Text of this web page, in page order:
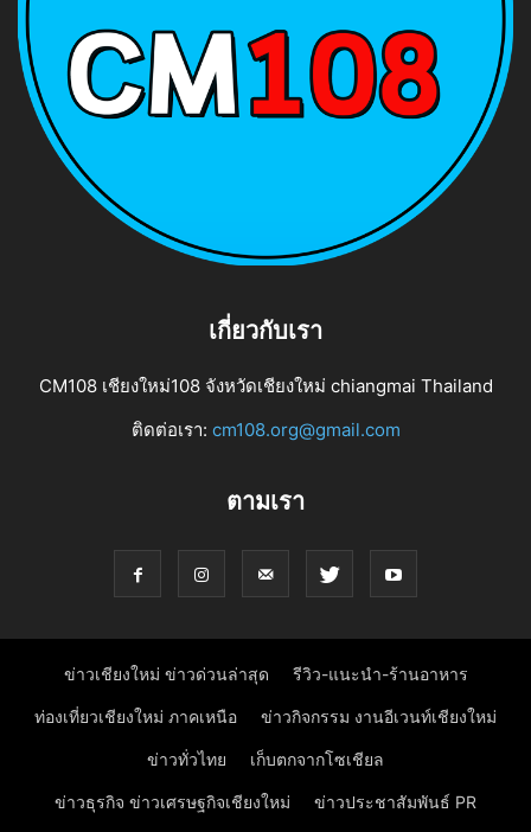
เกี่ยวกับเรา
CM108 เชียงใหม่108 จังหวัดเชียงใหม่ chiangmai Thailand
ติดต่อเรา: cm108.org@gmail.com
ตามเรา
ข่าวเชียงใหม่ ข่าวด่วนล่าสุด รีวิว-แนะนำ-ร้านอาหาร
ท่องเที่ยวเชียงใหม่ ภาคเหนือ ข่าวกิจกรรม งานอีเวนท์เชียงใหม่
ข่าวทั่วไทย เก็บตกจากโซเชียล
ข่าวธุรกิจ ข่าวเศรษฐกิจเชียงใหม่ ข่าวประชาสัมพันธ์ PR